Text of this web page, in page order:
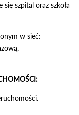
szpital oraz szkoła
w sieć: